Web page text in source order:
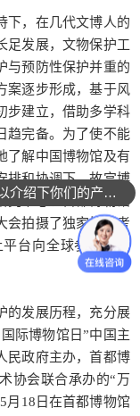
，在几代文博人的
足发展，文物保护工
与预防性保护并重的
案逐步形成，基于风
步建立，借助多学科
趋完备。为了使不能
了解中国博物馆及有
排和协调下，故宫博
究中心、首都博物馆
会拍摄了独家技术考
台向全球参会者发
发展历程，充分展
际博物馆日”中国主
民政府主办，首都博
协会联合承办的“万
18日在首都博物馆
可以介绍下你们的产品么？